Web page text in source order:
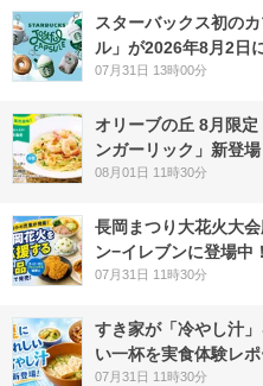
スターバックス初の
ル」が2026年8月2日
07月31日 13時00分
オリーブの丘 8月限
ンガーリック」新登
08月01日 11時30分
長岡まつり大花火大
ン−イレブンに登場中！
07月31日 11時30分
すき家が「冷やし汁
い一杯を実食体験レポ
07月31日 11時30分